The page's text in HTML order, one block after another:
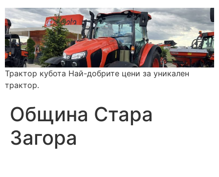
Трактор кубота Най-добрите цени за уникален
трактор.
Община Стара
Загора